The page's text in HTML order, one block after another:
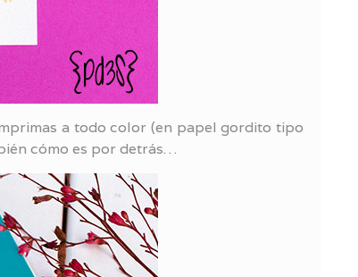
a todo color (en papel gordito tipo
cómo es por detrás…